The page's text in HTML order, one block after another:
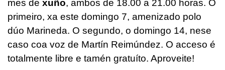
mes de xuño, ambos de 18.00 a 21.00 horas. O
primeiro, xa este domingo 7, amenizado polo
dúo Marineda. O segundo, o domingo 14, nese
caso coa voz de Martín Reimúndez. O acceso é
totalmente libre e tamén gratuíto. Aproveite!